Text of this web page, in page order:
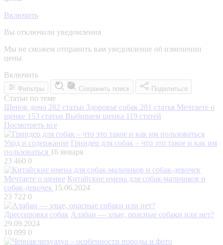
Включить
Вы отключили уведомления
Мы не сможем отправить вам уведомление об изменении
цены
Включить
Фильтры Сохранить поиск Поделиться
Статьи по теме
Щенок дома 282 статьи Здоровье собак 281 статья Мечтаете о
щенке 153 статьи Выбираем щенка 119 статей
Посмотреть все
Уход и содержание Гриндер для собак – что это такое и как им
пользоваться 16 января
23 460 0
Мечтаете о щенке Китайские имена для собак-мальчиков и
собак-девочек 15.06.2024
23 722 0
Дрессировка собак Алабаи — злые, опасные собаки или нет?
29.09.2024
10 099 0